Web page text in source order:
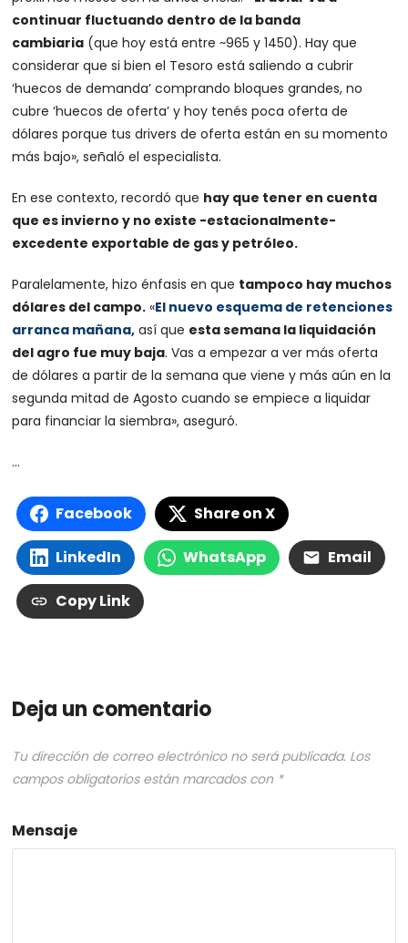
continuar fluctuando dentro de la banda
cambiaria (que hoy está entre ~965 y 1450). Hay que
considerar que si bien el Tesoro está saliendo a cubrir
‘huecos de demanda’ comprando bloques grandes, no
cubre ‘huecos de oferta’ y hoy tenés poca oferta de
dólares porque tus drivers de oferta están en su momento
más bajo», señaló el especialista.
En ese contexto, recordó que hay que tener en cuenta
que es invierno y no existe -estacionalmente-
excedente exportable de gas y petróleo.
Paralelamente, hizo énfasis en que tampoco hay muchos
dólares del campo. «El nuevo esquema de retenciones
arranca mañana, así que esta semana la liquidación
del agro fue muy baja. Vas a empezar a ver más oferta
de dólares a partir de la semana que viene y más aún en la
segunda mitad de Agosto cuando se empiece a liquidar
para financiar la siembra», aseguró.
…
Facebook Share on X
LinkedIn WhatsApp Email
Copy Link
Deja un comentario
Tu dirección de correo electrónico no será publicada. Los
campos obligatorios están marcados con *
Mensaje